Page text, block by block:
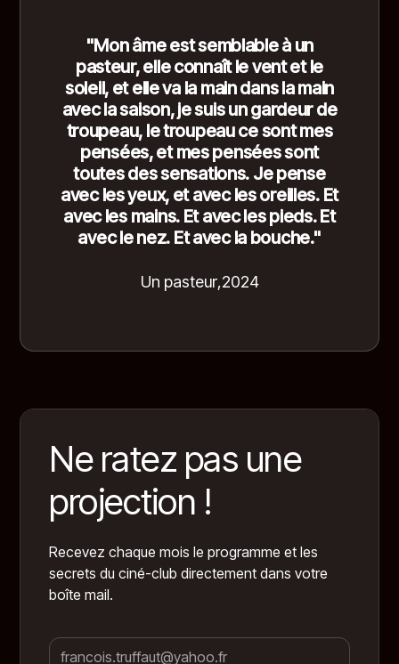
"Mon âme est semblable à un
pasteur, elle connaît le vent et le
soleil, et elle va la main dans la main
avec la saison, je suis un gardeur de
troupeau, le troupeau ce sont mes
pensées, et mes pensées sont
toutes des sensations. Je pense
avec les yeux, et avec les oreilles. Et
avec les mains. Et avec les pieds. Et
avec le nez. Et avec la bouche."
Un pasteur,2024
Ne ratez pas une
projection !
Recevez chaque mois le programme et les
secrets du ciné-club directement dans votre
boîte mail.